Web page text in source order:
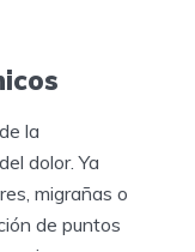
la
dolor. Ya
migrañas o
de puntos